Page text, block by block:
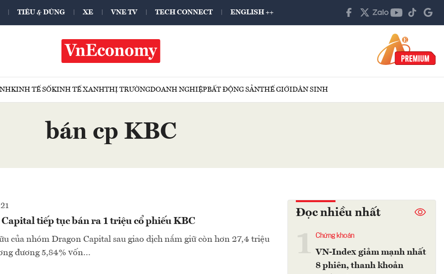
TIÊU & DÙNG XE VNE TV TECH CONNECT ENGLISH ++
KINH TẾ SỐKINH TẾ XANHTHỊ TRƯỜNGDOANH NGHIỆPBẤT ĐỘNG SẢNTHẾ GIỚIDÂN SINH
bán cp KBC
tiếp tục bán ra 1 triệu cổ phiếu KBC
của nhóm Dragon Capital sau giao dịch nắm giữ còn hơn 27,4 triệu
đương 5,84% vốn...
Đọc nhiều nhất
Chứng khoán
VN-Index giảm mạnh nhất
8 phiên, thanh khoản